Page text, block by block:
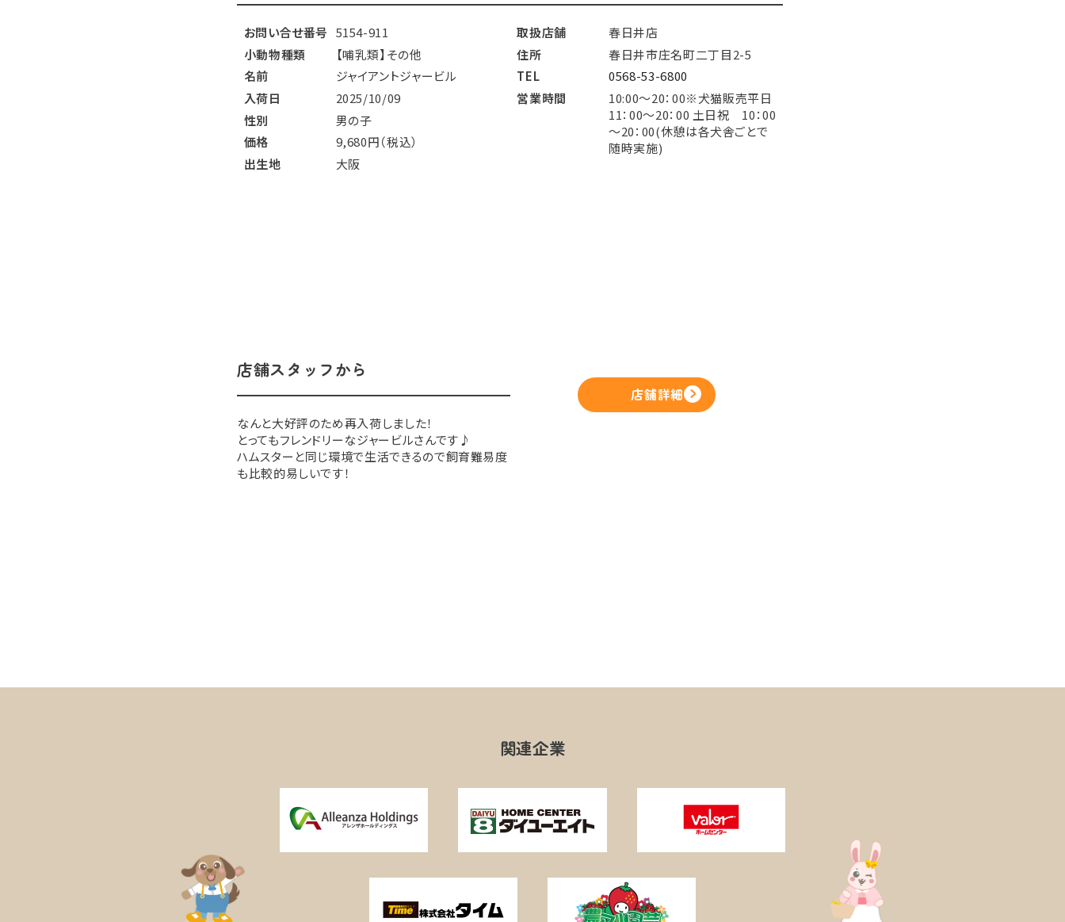
お問い合せ番号 5154-911
小動物種類
【哺乳類】その他
名前
ジャイアントジャービル
入荷日
2025/10/09
性別
男の子
価格
9,680円（税込）
出生地
大阪
取扱店舗
春日井店
住所
春日井市庄名町二丁目2-5
TEL
0568-53-6800
営業時間
10:00～20：00※犬猫販売平日
11：00～20：00 土日祝 10：00
～20：00(休憩は各犬舎ごとで
随時実施)
店舗詳細
店舗スタッフから
なんと大好評のため再入荷しました！
とってもフレンドリーなジャービルさんです♪
ハムスターと同じ環境で生活できるので飼育難易度
も比較的易しいです！
関連企業